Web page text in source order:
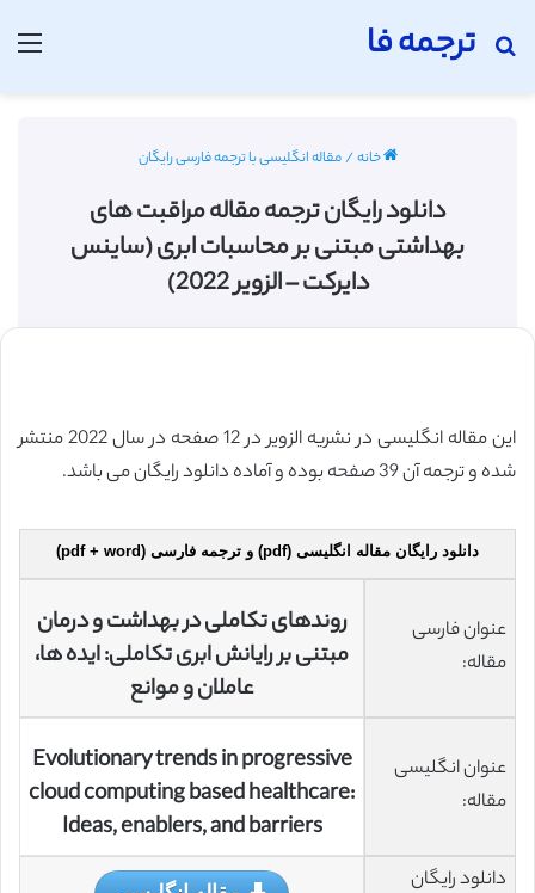
ترجمه فا
جستجو برای
خانه/مقاله انگلیسی با ترجمه فارسی رایگان
دانلود رایگان ترجمه مقاله مراقبت های
بهداشتی مبتنی بر محاسبات ابری (ساینس
دایرکت – الزویر 2022)
این مقاله انگلیسی در نشریه الزویر در 12 صفحه در سال 2022 منتشر
شده و ترجمه آن 39 صفحه بوده و آماده دانلود رایگان می باشد.
دانلود رایگان مقاله انگلیسی (pdf) و ترجمه فارسی (pdf + word)
عنوان فارسی
مقاله:
روندهای تکاملی در بهداشت و درمان
مبتنی بر رایانش ابری تکاملی: ایده ها،
عاملان و موانع
عنوان انگلیسی
مقاله:
Evolutionary trends in progressive
cloud computing based healthcare:
Ideas, enablers, and barriers
دانلود رایگان